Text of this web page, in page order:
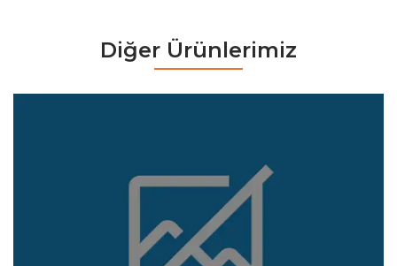
Diğer Ürünlerimiz